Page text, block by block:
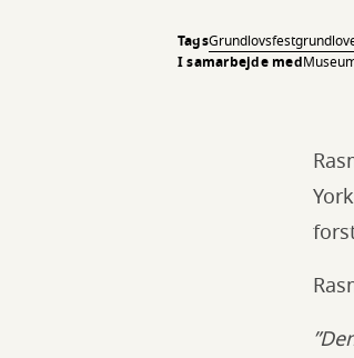
TagsGrundlovsfest
I samarbejde med